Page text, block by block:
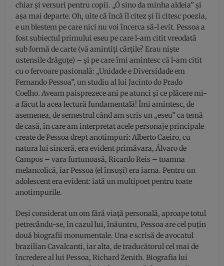
chiar și versuri pentru copii. „Ó sino da minha aldeia” și
așa mai departe. Oh, uite că încă îl citez și îi citesc poezia,
e un blestem pe care nici nu voi încerca să-l evit. Pessoa a
fost subiectul primului eseu pe care l-am citit vreodată
sub formă de carte (vă amintiți cărțile? Erau niște
ustensile drăguțe) – și pe care îmi amintesc că l-am citit
cu o fervoare pasională: „Unidade e Diversidade em
Fernando Pessoa”, un studiu al lui Jacinto do Prado
Coelho. Aveam paisprezece ani pe atunci și ce plăcere mi-
a făcut la acea lectură fundamentală! Îmi amintesc, de
asemenea, de semestrul când am scris un „eseu” ca temă
de casă, în care am interpretat acele personaje principale
create de Pessoa drept anotimpuri: Alberto Caeiro, cu
natura lui sinceră, era evident primăvara, Álvaro de
Campos – vara furtunoasă, Ricardo Reis – toamna
melancolică, iar Pessoa (el însuși) era iarna. Pentru un
adolescent era evident: iată un multipoet pentru toate
anotimpurile.
Deși considerat un om fără viață personală, aproape totul
petrecându-se, în cazul lui, înăuntru, Pessoa are cel puțin
două biografii monumentale. Una e scrisă de avocatul
brazilian Cavalcanti, iar alta, de traducătorul cel mai de
încredere al lui Pessoa, Richard Zenith. Biografia lui